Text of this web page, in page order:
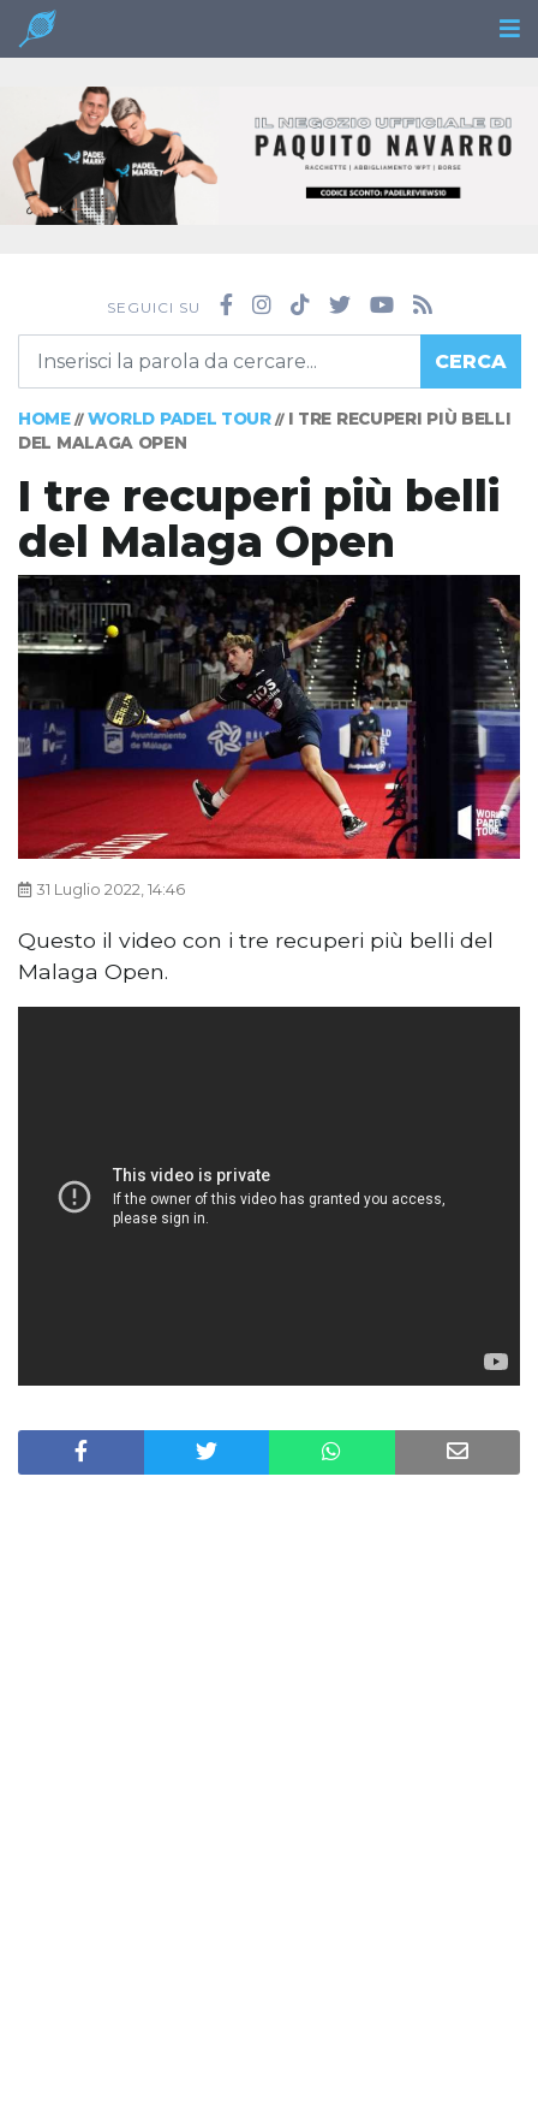
SEGUICI SU
CERCA
HOME// WORLD PADEL TOUR// I TRE RECUPERI PIÙ BELLI
DEL MALAGA OPEN
I tre recuperi più belli
del Malaga Open
31 Luglio 2022, 14:46
Questo il video con i tre recuperi più belli del
Malaga Open.